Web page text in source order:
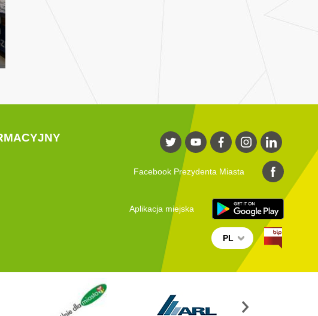
Facebook Prezydenta Miasta
Aplikacja miejska
PL